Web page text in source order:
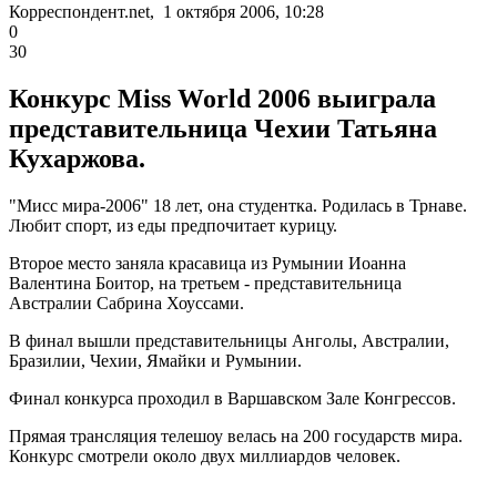
Корреспондент.net, 1 октября 2006, 10:28
0
30
Конкурс Miss World 2006 выиграла
представительница Чехии Татьяна
Кухаржова.
"Мисс мира-2006" 18 лет, она студентка. Родилась в Трнаве.
Любит спорт, из еды предпочитает курицу.
Второе место заняла красавица из Румынии Иоанна
Валентина Боитор, на третьем - представительница
Австралии Сабрина Хоуссами.
В финал вышли представительницы Анголы, Австралии,
Бразилии, Чехии, Ямайки и Румынии.
Финал конкурса проходил в Варшавском Зале Конгрессов.
Прямая трансляция телешоу велась на 200 государств мира.
Конкурс смотрели около двух миллиардов человек.